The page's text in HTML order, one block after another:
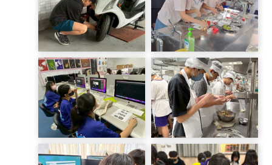
LINE_ALBUM_20251007
E1班_251008_16
LINE_ALBUM_20250923
家政群F1F2_250924_69
LINE_ALBUM_20241104
動力機械D1
D2_251105_18
LINE_ALBUM_2025411
金華國中
803_250414_13